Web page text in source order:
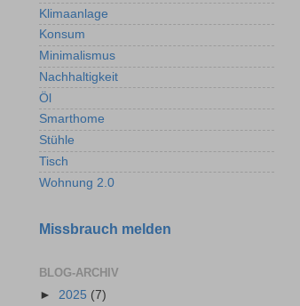
Klimaanlage
Konsum
Minimalismus
Nachhaltigkeit
Öl
Smarthome
Stühle
Tisch
Wohnung 2.0
Missbrauch melden
BLOG-ARCHIV
► 2025 (7)